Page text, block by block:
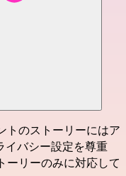
トのストーリーにはア
バシー設定を尊重
ーリーのみに対応して